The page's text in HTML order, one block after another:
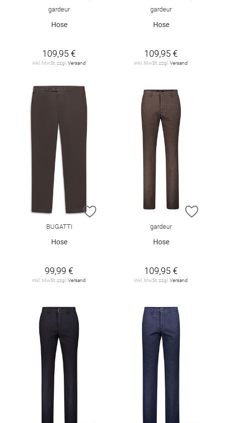
gardeur
Hose
109,95 €
inkl. MwSt. zzgl.Versand
gardeur
Hose
109,95 €
inkl. MwSt. zzgl.Versand
ZUR WUNSCHLISTE HINZUFÜGEN
BUGATTI
Hose
99,99 €
inkl. MwSt. zzgl.Versand
ZUR
gardeur
Hose
109,95 €
inkl. MwSt. zzgl.Versand